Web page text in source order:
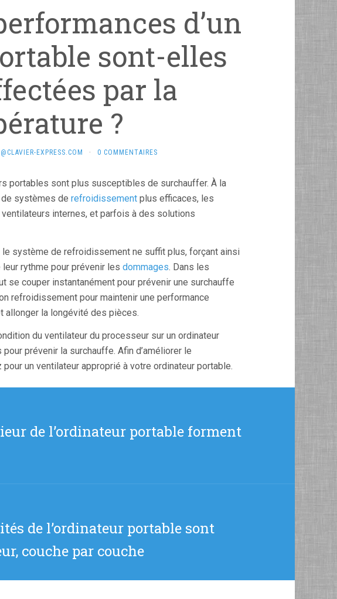
d’un
sont-elles
par la
?
EXPRESS.COM · 0 COMMENTAIRES
portables sont plus susceptibles de surchauffer. À la
systèmes de refroidissement plus efficaces, les
internes, et parfois à des solutions
système de refroidissement ne suffit plus, forçant ainsi
rythme pour prévenir les dommages. Dans les
se couper instantanément pour prévenir une surchauffe
refroidissement pour maintenir une performance
allonger la longévité des pièces.
du ventilateur du processeur sur un ordinateur
prévenir la surchauffe. Afin d’améliorer le
un ventilateur approprié à votre ordinateur portable.
de l’ordinateur portable forment
de l’ordinateur portable sont
couche par couche